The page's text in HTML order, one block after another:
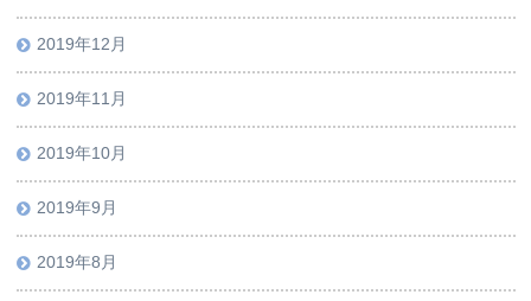
2019年12月
2019年11月
2019年10月
2019年9月
2019年8月